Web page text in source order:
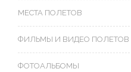
МЕСТА ПОЛЕТОВ
ФИЛЬМЫ И ВИДЕО ПОЛЕТОВ
ФОТОАЛЬБОМЫ